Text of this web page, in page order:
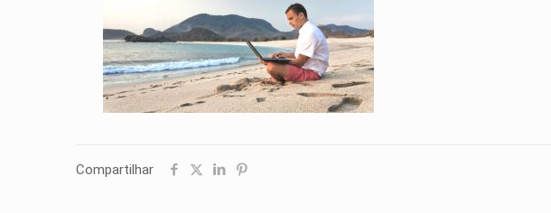
Compartilhar